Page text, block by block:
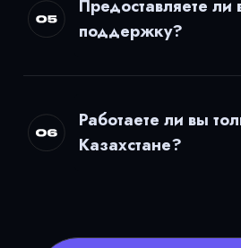
Предоставляете ли
поддержку?
Работаете ли вы
Казахстане?